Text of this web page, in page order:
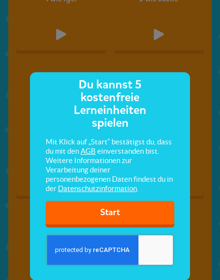
K wie Katze L wie Lampe
Du kannst 5
kostenfreie
Lerneinheiten
spielen
Mit Klick auf „Start“ bestätigst du, dass
du mit denAGB einverstanden bist.
Weitere Informationen zur
Verarbeitung deiner
personenbezogenen Daten findest du in
der Datenschutzinformation
Start